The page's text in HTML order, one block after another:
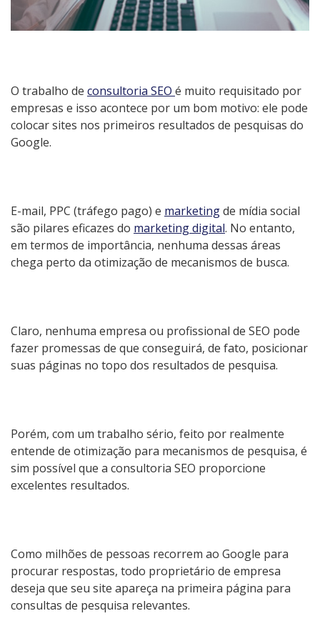
O trabalho de consultoria SEO é muito requisitado por
empresas e isso acontece por um bom motivo: ele pode
colocar sites nos primeiros resultados de pesquisas do
Google.
E-mail, PPC (tráfego pago) e marketingde mídia social
são pilares eficazes do marketing digital. No entanto,
em termos de importância, nenhuma dessas áreas
chega perto da otimização de mecanismos de busca.
Claro, nenhuma empresa ou profissional de SEO pode
fazer promessas de que conseguirá, de fato, posicionar
suas páginas no topo dos resultados de pesquisa.
Porém, com um trabalho sério, feito por realmente
entende de otimização para mecanismos de pesquisa, é
sim possível que a consultoria SEO proporcione
excelentes resultados.
Como milhões de pessoas recorrem ao Google para
procurar respostas, todo proprietário de empresa
deseja que seu site apareça na primeira página para
consultas de pesquisa relevantes.